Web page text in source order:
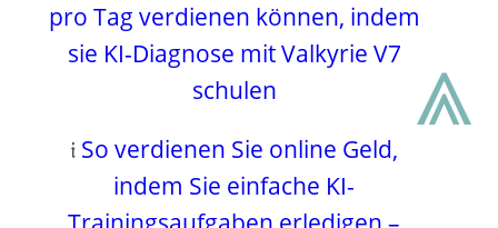
pro Tag verdienen können, indem
sie KI-Diagnose mit Valkyrie V7
schulen
𝔦 So verdienen Sie online Geld,
indem Sie einfache KI-
⩓